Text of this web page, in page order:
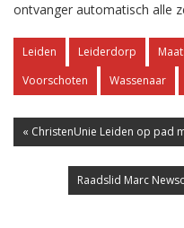
ontvanger automatisch alle
Leiden Leiderdorp
Voorschoten
Wassenaar
« ChristenUnie Leiden op pad
Raadslid Marc